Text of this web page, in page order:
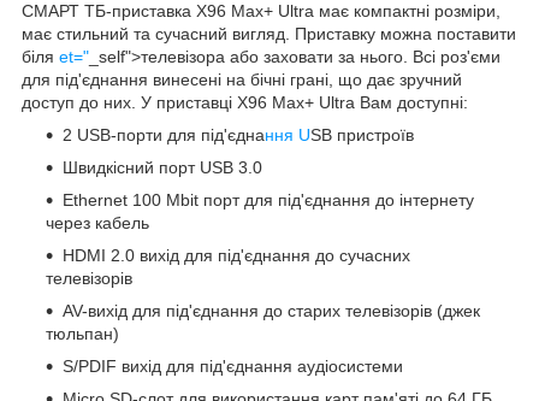
СМАРТ ТБ-приставка X96 Max+ Ultra має компактні розміри,
має стильний та сучасний вигляд. Приставку можна поставити
біля et=" _self">телевізора або заховати за нього. Всі роз'єми
для під'єднання винесені на бічні грані, що дає зручний
доступ до них. У приставці X96 Max+ Ultra Вам доступні:
2 USB-порти для під'єднання USB пристроїв
Швидкісний порт USB 3.0
Ethernet 100 Mbit порт для під'єднання до інтернету
через кабель
HDMI 2.0 вихід для під'єднання до сучасних
телевізорів
AV-вихід для під'єднання до старих телевізорів (джек
тюльпан)
S/PDIF вихід для під'єднання аудіосистеми